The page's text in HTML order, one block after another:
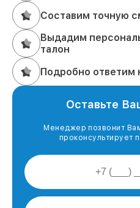
Составим точную
Выдадим
талон
Подробно ответим
Оставьте
Менеджер позвонит
проконсультирует